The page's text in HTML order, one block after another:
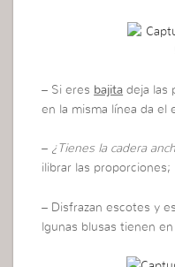
– Si eres bajita deja las
en la misma línea da el
– ¿Tienes la cadera
ilibrar las proporciones;
– Disfrazan escotes y
lgunas blusas tienen